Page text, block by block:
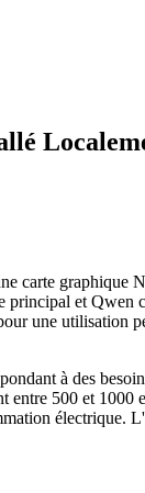
carte
et Qwen
une utilisation
à des
500 et